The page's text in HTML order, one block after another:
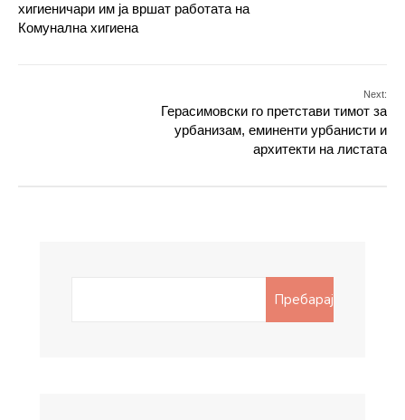
хигиеничари им ја вршат работата на
Комунална хигиена
Next:
Герасимовски го претстави тимот за
урбанизам, еминенти урбанисти и
архитекти на листата
Пребарај